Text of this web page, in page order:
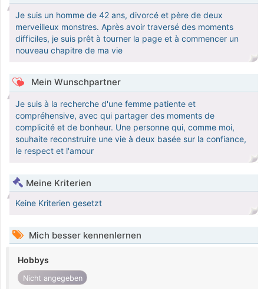
Je suis un homme de 42 ans, divorcé et père de deux
merveilleux monstres. Après avoir traversé des moments
difficiles, je suis prêt à tourner la page et à commencer un
nouveau chapitre de ma vie
Mein Wunschpartner
Je suis à la recherche d'une femme patiente et
compréhensive, avec qui partager des moments de
complicité et de bonheur. Une personne qui, comme moi,
souhaite reconstruire une vie à deux basée sur la confiance,
le respect et l'amour
Meine Kriterien
Keine Kriterien gesetzt
Mich besser kennenlernen
Hobbys
Nicht angegeben